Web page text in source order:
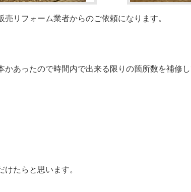
リフォーム業者からのご依頼になります。
あったので時間内で出来る限りの箇所数を補修
たらと思います。